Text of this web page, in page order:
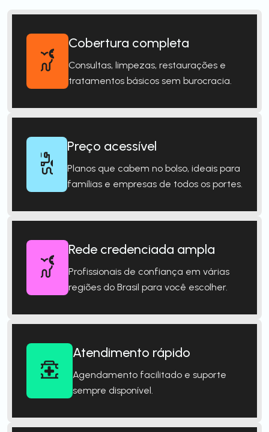
Cobertura completa
Consultas, limpezas, restaurações e
tratamentos básicos sem burocracia.
Preço acessível
Planos que cabem no bolso, ideais para
famílias e empresas de todos os portes.
Rede credenciada ampla
Profissionais de confiança em várias
regiões do Brasil para você escolher.
Atendimento rápido
Agendamento facilitado e suporte
sempre disponível.